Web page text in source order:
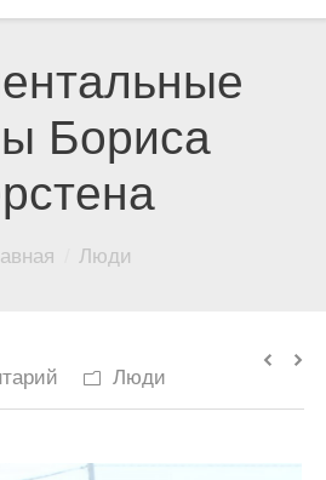
Бориса
Люди
Люди